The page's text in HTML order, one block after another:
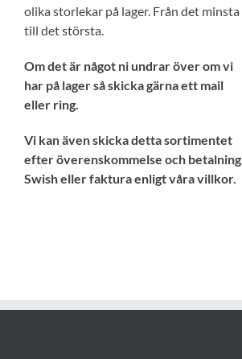
olika storlekar på lager. Från det minsta
till det största.
Om det är något ni undrar över om vi
har på lager så skicka gärna ett mail
eller ring.
Vi kan även skicka detta sortimentet
efter överenskommelse och betalning.
Swish eller faktura enligt våra villkor.